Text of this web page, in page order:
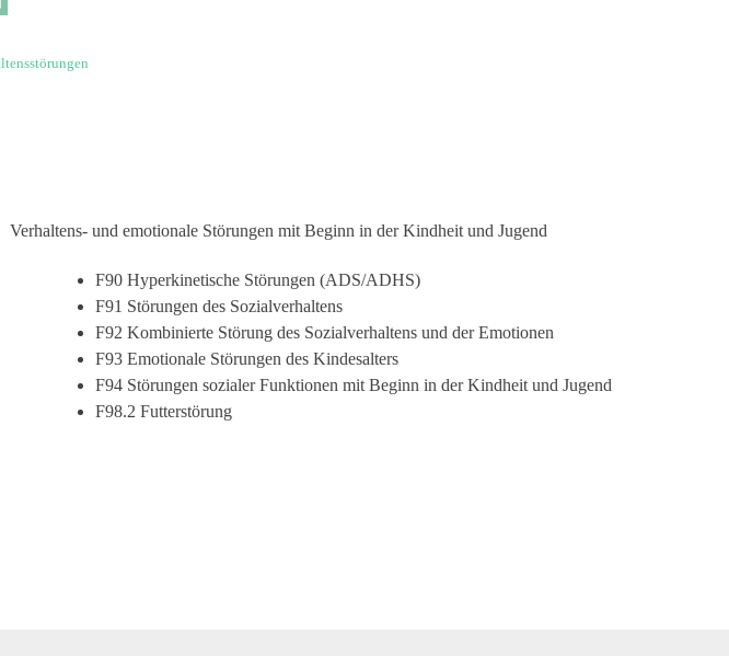
Verhaltens- und emotionale Störungen mit Beginn in der Kindheit und Jugend
F90 Hyperkinetische Störungen (ADS/ADHS)
F91 Störungen des Sozialverhaltens
F92 Kombinierte Störung des Sozialverhaltens und der Emotionen
F93 Emotionale Störungen des Kindesalters
F94 Störungen sozialer Funktionen mit Beginn in der Kindheit und Jugend
F98.2 Futterstörung